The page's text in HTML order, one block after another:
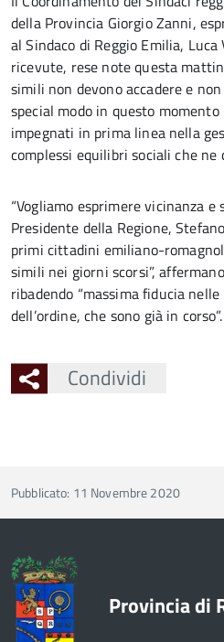
della Provincia Giorgio Zanni,
al Sindaco di Reggio Emilia,
ricevute, rese note questa
simili non devono accadere e
special modo in questo
impegnati in prima linea nella
complessi equilibri sociali che ne
“Vogliamo esprimere vicinanza
Presidente della Regione,
primi cittadini emiliano-
simili nei giorni scorsi”,
ribadendo “massima fiducia
dell’ordine, che sono già in corso”.
Condividi
Pubblicato: 11 Novembre 2020
Provincia di